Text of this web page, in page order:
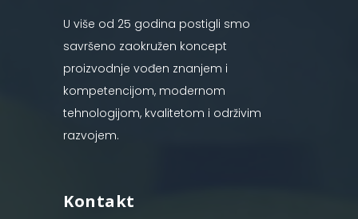
U više od 25 godina postigli smo
savršeno zaokružen koncept
proizvodnje vođen znanjem i
kompetencijom, modernom
tehnologijom, kvalitetom i održivim
razvojem.
Kontakt